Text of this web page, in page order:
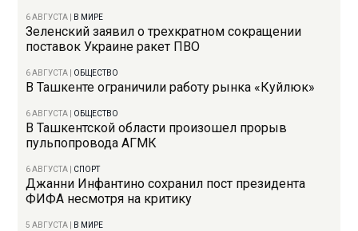
6 АВГУСТА В МИРЕ
Зеленский заявил о трехкратном сокращении
поставок Украине ракет ПВО
6 АВГУСТА ОБЩЕСТВО
В Ташкенте ограничили работу рынка «Куйлюк»
6 АВГУСТА ОБЩЕСТВО
В Ташкентской области произошел прорыв
пульпопровода АГМК
6 АВГУСТА СПОРТ
Джанни Инфантино сохранил пост президента
ФИФА несмотря на критику
5 АВГУСТА В МИРЕ